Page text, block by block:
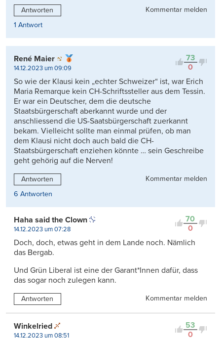
Antworten
Kommentar melden
1 Antwort
73
0
René Maier
14.12.2023 um 09:09
So wie der Klausi kein „echter Schweizer“ ist, war Erich
Maria Remarque kein CH-Schriftssteller aus dem Tessin.
Er war ein Deutscher, dem die deutsche
Staatsbürgerschaft aberkannt wurde und der
anschliessend die US-Saatsbürgerschaft zuerkannt
bekam. Vielleicht sollte man einmal prüfen, ob man
dem Klausi nicht doch auch bald die CH-
Staatsbürgerschaft enziehen könnte … sein Geschreibe
geht gehörig auf die Nerven!
Antworten
Kommentar melden
6 Antworten
70
0
Haha said the Clown
14.12.2023 um 07:28
Doch, doch, etwas geht in dem Lande noch. Nämlich
das Bergab.
Und Grün Liberal ist eine der Garant*Innen dafür, dass
das sogar noch zulegen kann.
Antworten Kommentar melden
53
0
Winkelried
14.12.2023 um 08:51